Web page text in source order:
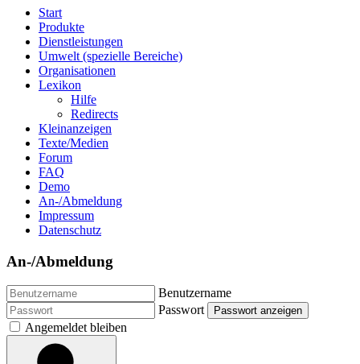
Start
Produkte
Dienstleistungen
Umwelt (spezielle Bereiche)
Organisationen
Lexikon
Hilfe
Redirects
Kleinanzeigen
Texte/Medien
Forum
FAQ
Demo
An-/Abmeldung
Impressum
Datenschutz
An-/Abmeldung
Benutzername
Passwort
Passwort anzeigen
Angemeldet bleiben